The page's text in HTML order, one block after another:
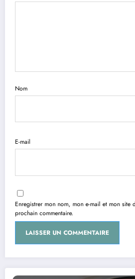
Nom
E-mail
Enregistrer mon nom, mon e-mail et mon site
prochain commentaire.